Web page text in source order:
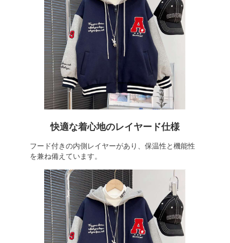
快適な着心地のレイヤード仕様
フード付きの内側レイヤーがあり、保温性と機能性
を兼ね備えています。